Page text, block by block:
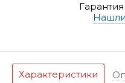
Характеристики